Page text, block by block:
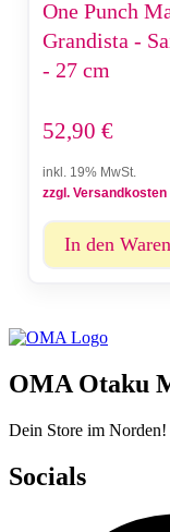
One Punch
Grandista -
- 27 cm
52,90 €
inkl. 19% MwSt.
zzgl. Versandkosten
In den
OMA Otaku
Dein Store im Norden!
Socials